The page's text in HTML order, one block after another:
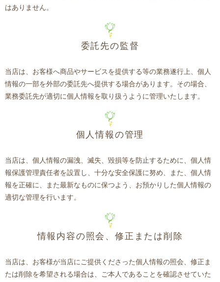
はありません。
委託先の監督
当店は、お客様へ商品やサービスを提供する等の業務遂行上、個人
情報の一部を外部の委託先へ提供する場合があります。その場合、
業務委託先が適切に個人情報を取り扱うように管理いたします。
個人情報の管理
当店は、個人情報の漏洩、滅失、毀損等を防止するために、個人情
報保護管理責任者を設置し、十分な安全保護に努め、また、個人情
報を正確に、また最新なものに保つよう、お預かりした個人情報の
適切な管理を行います。
情報内容の照会、修正または削除
当店は、お客様が当店にご提供くださった個人情報の照会、修正ま
たは削除を希望される場合は、ご本人であることを確認させていた